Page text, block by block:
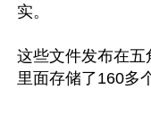
实。
这些文件发布在五
里面存储了160多